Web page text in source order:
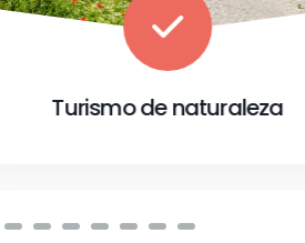
de naturaleza